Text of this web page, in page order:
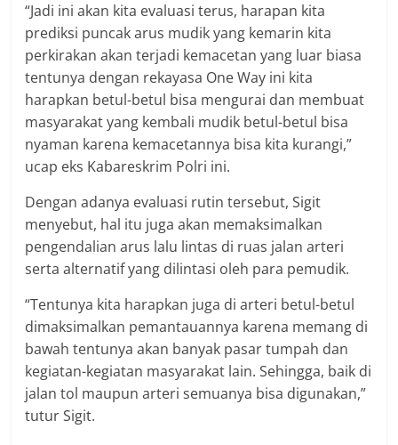
“Jadi ini akan kita evaluasi terus, harapan kita
prediksi puncak arus mudik yang kemarin kita
perkirakan akan terjadi kemacetan yang luar biasa
tentunya dengan rekayasa One Way ini kita
harapkan betul-betul bisa mengurai dan membuat
masyarakat yang kembali mudik betul-betul bisa
nyaman karena kemacetannya bisa kita kurangi,”
ucap eks Kabareskrim Polri ini.
Dengan adanya evaluasi rutin tersebut, Sigit
menyebut, hal itu juga akan memaksimalkan
pengendalian arus lalu lintas di ruas jalan arteri
serta alternatif yang dilintasi oleh para pemudik.
“Tentunya kita harapkan juga di arteri betul-betul
dimaksimalkan pemantauannya karena memang di
bawah tentunya akan banyak pasar tumpah dan
kegiatan-kegiatan masyarakat lain. Sehingga, baik di
jalan tol maupun arteri semuanya bisa digunakan,”
tutur Sigit.